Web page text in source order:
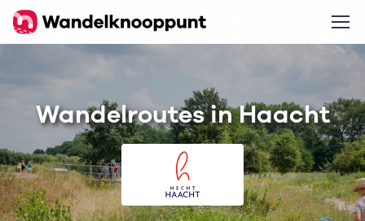
Wandelroutes in Haacht